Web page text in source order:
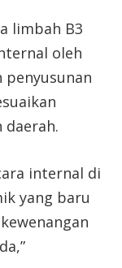
limbah B3
oleh
penyusunan
daerah.
internal di
yang baru